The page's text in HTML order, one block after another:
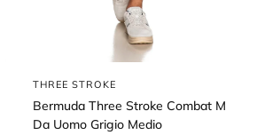
THREE STROKE
Bermuda Three Stroke Combat M
Da Uomo Grigio Medio